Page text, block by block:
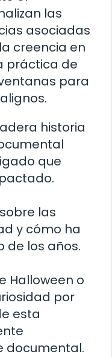
las
asociadas
creencia en
práctica de
para
historia
que
las
y cómo ha
de los años.
Halloween o
por
esta
documental.